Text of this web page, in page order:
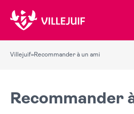
Villejuif»Recommander à un ami
Recommander